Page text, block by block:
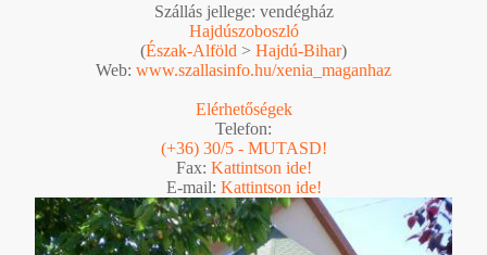
Szállás jellege: vendégház
Hajdúszoboszló
(Észak-Alföld > Hajdú-Bihar)
Web: www.szallasinfo.hu/xenia_maganhaz
Elérhetőségek
Telefon:
(+36) 30/5 - MUTASD!
Fax: Kattintson ide!
E-mail: Kattintson ide!